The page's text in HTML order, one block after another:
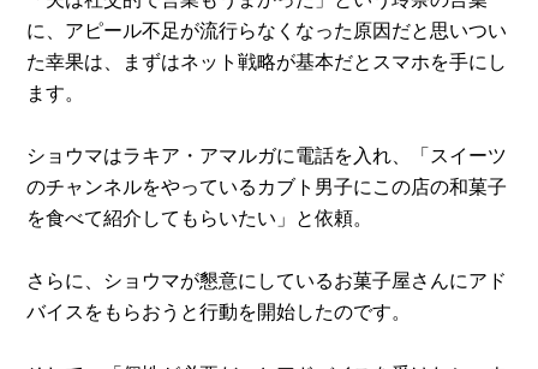
に、アピール不足が流行らなくなった原因だと思いつい
た幸果は、まずはネット戦略が基本だとスマホを手にし
ます。
ショウマはラキア・アマルガに電話を入れ、「スイーツ
のチャンネルをやっているカブト男子にこの店の和菓子
を食べて紹介してもらいたい」と依頼。
さらに、ショウマが懇意にしているお菓子屋さんにアド
バイスをもらおうと行動を開始したのです。